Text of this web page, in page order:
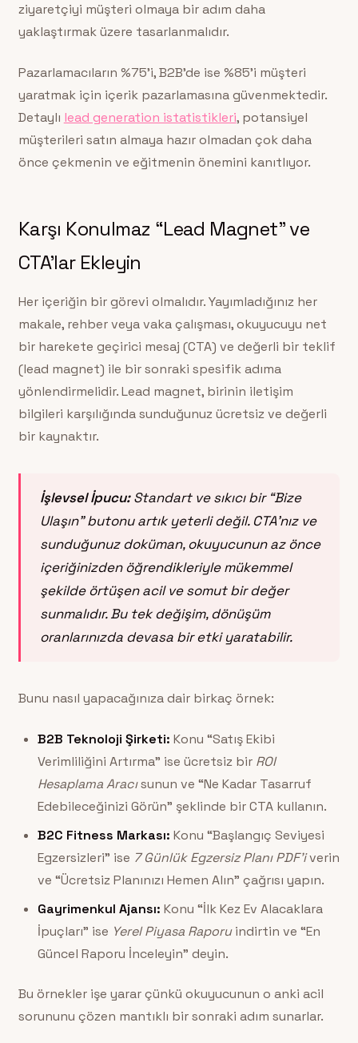
ziyaretçiyi müşteri olmaya bir adım daha
yaklaştırmak üzere tasarlanmalıdır.
Pazarlamacıların %75’i, B2B’de ise %85’i müşteri
yaratmak için içerik pazarlamasına güvenmektedir.
Detaylı lead generation istatistikleri, potansiyel
müşterileri satın almaya hazır olmadan çok daha
önce çekmenin ve eğitmenin önemini kanıtlıyor.
Karşı Konulmaz “Lead Magnet” ve
CTA’lar Ekleyin
Her içeriğin bir görevi olmalıdır. Yayımladığınız her
makale, rehber veya vaka çalışması, okuyucuyu net
bir harekete geçirici mesaj (CTA) ve değerli bir teklif
(lead magnet) ile bir sonraki spesifik adıma
yönlendirmelidir. Lead magnet, birinin iletişim
bilgileri karşılığında sunduğunuz ücretsiz ve değerli
bir kaynaktır.
İşlevsel İpucu:Standart ve sıkıcı bir “Bize
Ulaşın” butonu artık yeterli değil. CTA’nız ve
sunduğunuz doküman, okuyucunun az önce
içeriğinizden öğrendikleriyle mükemmel
şekilde örtüşen acil ve somut bir değer
sunmalıdır. Bu tek değişim, dönüşüm
oranlarınızda devasa bir etki yaratabilir.
Bunu nasıl yapacağınıza dair birkaç örnek:
B2B Teknoloji Şirketi: Konu “Satış Ekibi
Verimliliğini Artırma” ise ücretsiz bir ROI
Hesaplama Aracısunun ve “Ne Kadar Tasarruf
Edebileceğinizi Görün” şeklinde bir CTA kullanın.
B2C Fitness Markası: Konu “Başlangıç Seviyesi
Egzersizleri” ise 7 Günlük Egzersiz Planı PDF’iverin
ve “Ücretsiz Planınızı Hemen Alın” çağrısı yapın.
Gayrimenkul Ajansı: Konu “İlk Kez Ev Alacaklara
İpuçları” ise Yerel Piyasa Raporuindirtin ve “En
Güncel Raporu İnceleyin” deyin.
Bu örnekler işe yarar çünkü okuyucunun o anki acil
sorununu çözen mantıklı bir sonraki adım sunarlar.